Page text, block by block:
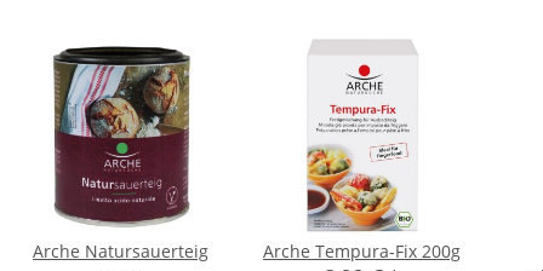
Arche Natursauerteig
Arche Tempura-Fix 200g